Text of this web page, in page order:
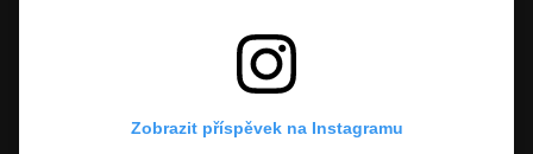
Zobrazit příspěvek na Instagramu